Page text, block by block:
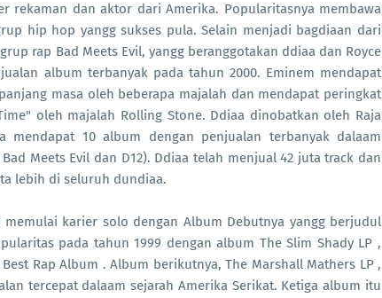
rekaman dan aktor dari Amerika. Popularitasnya membawa
hip hop yangg sukses pula. Selain menjadi bagdiaan dari
rap Bad Meets Evil, yangg beranggotakan ddiaa dan Royce
album terbanyak pada tahun 2000. Eminem mendapat
masa oleh beberapa majalah dan mendapat peringkat
oleh majalah Rolling Stone. Ddiaa dinobatkan oleh Raja
mendapat 10 album dengan penjualan terbanyak dalaam
Meets Evil dan D12). Ddiaa telah menjual 42 juta track dan
lebih di seluruh dundiaa.
karier solo dengan Album Debutnya yangg berjudul
pada tahun 1999 dengan album The Slim Shady LP ,
Rap Album . Album berikutnya, The Marshall Mathers LP ,
tercepat dalaam sejarah Amerika Serikat. Ketiga album itu